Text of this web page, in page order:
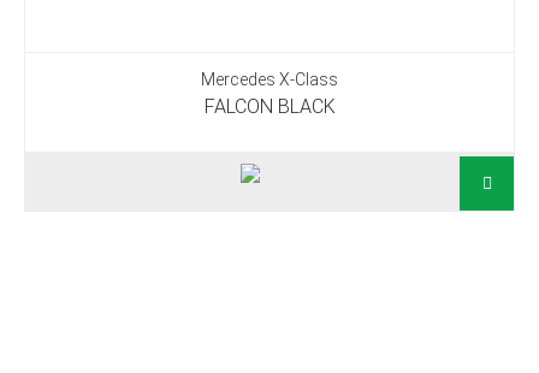
Mercedes X-Class
FALCON BLACK